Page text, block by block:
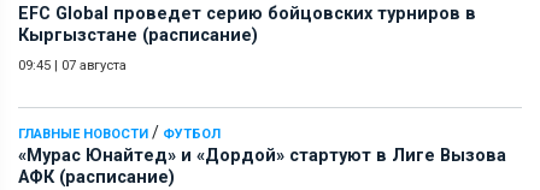
EFC Global проведет серию бойцовских турниров в
Кыргызстане (расписание)
09:45 07 августа
ГЛАВНЫЕ НОВОСТИ / ФУТБОЛ
«Мурас Юнайтед» и «Дордой» стартуют в Лиге Вызова
АФК (расписание)